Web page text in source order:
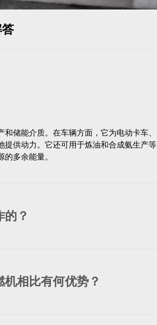
储能介质。在车辆方面，它为电动卡车、
提供动力。它还可用于炼油和合成氨生产等
多余能量。
？
相比有何优势？